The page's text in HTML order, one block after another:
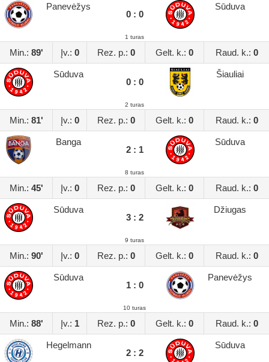
Panevėžys
0 : 0
Sūduva
1 turas
Min.: 89' Įv.: 0 Rez. p.: 0 Gelt. k.: 0 Raud. k.: 0
Sūduva
0 : 0
Šiauliai
2 turas
Min.: 81' Įv.: 0 Rez. p.: 0 Gelt. k.: 0 Raud. k.: 0
Banga
2 : 1
Sūduva
8 turas
Min.: 45' Įv.: 0 Rez. p.: 0 Gelt. k.: 0 Raud. k.: 0
Sūduva
3 : 2
Džiugas
9 turas
Min.: 90' Įv.: 0 Rez. p.: 0 Gelt. k.: 0 Raud. k.: 0
Sūduva
1 : 0
Panevėžys
10 turas
Min.: 88' Įv.: 1 Rez. p.: 0 Gelt. k.: 0 Raud. k.: 0
Hegelmann
2 : 2
Sūduva